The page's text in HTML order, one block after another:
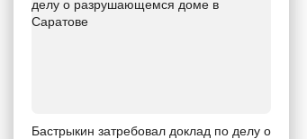
Бастрыкин затребовал доклад по делу о